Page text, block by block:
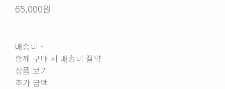
65,000원
배송비 -
함께 구매 시 배송비 절약
상품 보기
추가 금액